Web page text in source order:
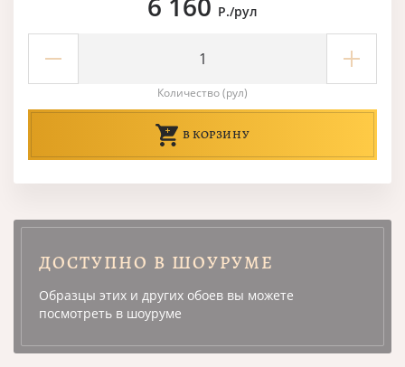
Р./рул
Количество (рул)
В КОРЗИНУ
ДОСТУПНО В ШОУРУМЕ
Образцы этих и других обоев вы можете
посмотреть в шоуруме